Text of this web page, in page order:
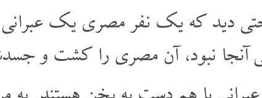
دید که یک نفر مصری یک
نبود، آن مصری را کشت و